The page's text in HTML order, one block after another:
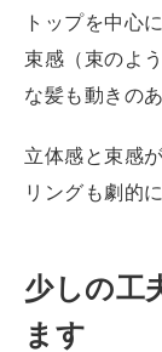
トップを中心
束感（束のよ
な髪も動きの
立体感と束感
リングも劇的
少しの工
ます